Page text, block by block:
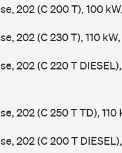
202 (C 200 T), 100
202 (C 230 T), 110
202 (C 220 T
202 (C 250 T TD), 110
202 (C 200 T